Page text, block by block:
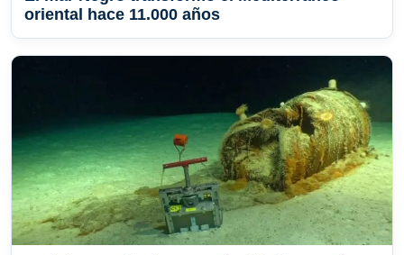
oriental hace 11.000 años